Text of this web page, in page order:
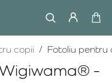
-
copii Fotoliu pentru